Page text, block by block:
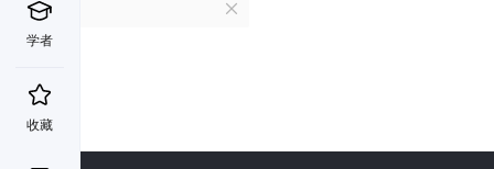
学者
收藏
M